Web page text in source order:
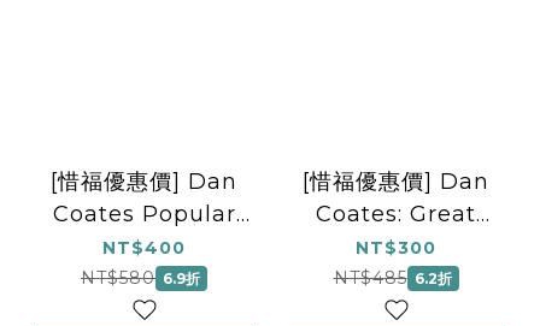
[惜福優惠價] Dan
Coates Popular
Piano Library:
Duets for
Christmas
NT$400
NT$580 6.9折
[惜福優惠價] Dan
Coates: Great
Piano Christmas
Hits
NT$300
NT$485 6.2折